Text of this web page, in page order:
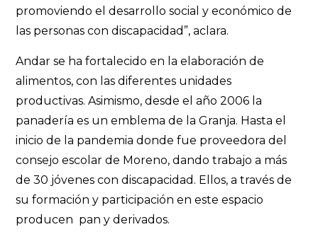
promoviendo el desarrollo social y económico de
las personas con discapacidad”, aclara.
Andar se ha fortalecido en la elaboración de
alimentos, con las diferentes unidades
productivas. Asimismo, desde el año 2006 la
panadería es un emblema de la Granja. Hasta el
inicio de la pandemia donde fue proveedora del
consejo escolar de Moreno, dando trabajo a más
de 30 jóvenes con discapacidad. Ellos, a través de
su formación y participación en este espacio
producen pan y derivados.